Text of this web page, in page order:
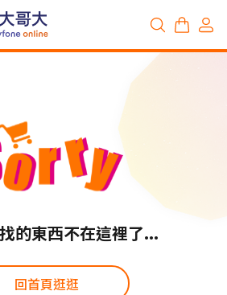
的東西不在這裡了...
回首頁逛逛